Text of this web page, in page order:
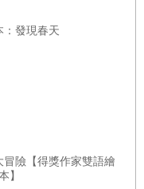
：發現春天
險【得獎作家雙語繪
】